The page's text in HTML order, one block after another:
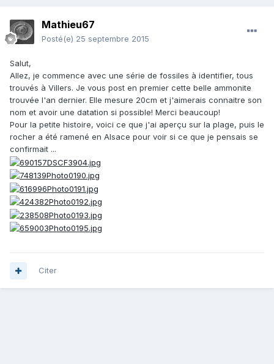
Mathieu67
Posté(e) 25 septembre 2015
Salut,
Allez, je commence avec une série de fossiles à identifier, tous
trouvés à Villers. Je vous post en premier cette belle ammonite
trouvée l'an dernier. Elle mesure 20cm et j'aimerais connaitre son
nom et avoir une datation si possible! Merci beaucoup!
Pour la petite histoire, voici ce que j'ai aperçu sur la plage, puis le
rocher a été ramené en Alsace pour voir si ce que je pensais se
confirmait ...
Citer